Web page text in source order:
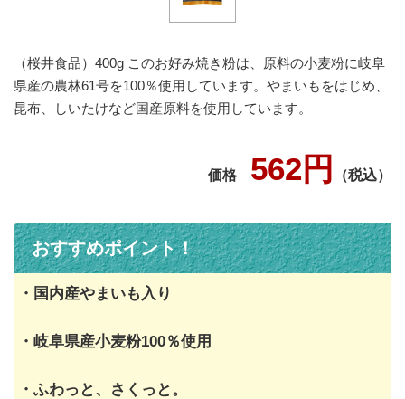
（桜井食品）400g このお好み焼き粉は、原料の小麦粉に岐阜
県産の農林61号を100％使用しています。やまいもをはじめ、
昆布、しいたけなど国産原料を使用しています。
価格 562円 （税込）
おすすめポイント！
・国内産やまいも入り
・岐阜県産小麦粉100％使用
・ふわっと、さくっと。